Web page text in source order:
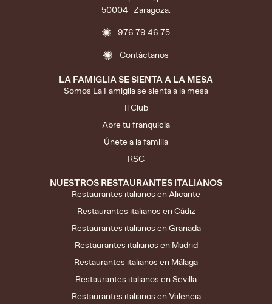
50004 · Zaragoza.
976 79 46 75
Contáctanos
LA FAMIGLIA SE SIENTA A LA MESA
Somos La Famiglia se sienta a la mesa
Il Club
Abre tu franquicia
Únete a la familia
RSC
NUESTROS RESTAURANTES ITALIANOS
Restaurantes italianos en Alicante
Restaurantes italianos en Cádiz
Restaurantes italianos en Granada
Restaurantes italianos en Madrid
Restaurantes italianos en Málaga
Restaurantes italianos en Sevilla
Restaurantes italianos en Valencia